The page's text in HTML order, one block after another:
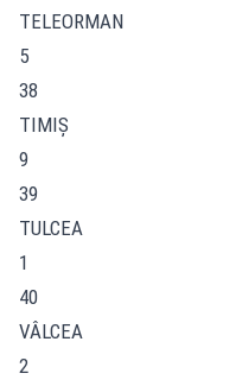
TELEORMAN
5
38
TIMIŞ
9
39
TULCEA
1
40
VÂLCEA
2